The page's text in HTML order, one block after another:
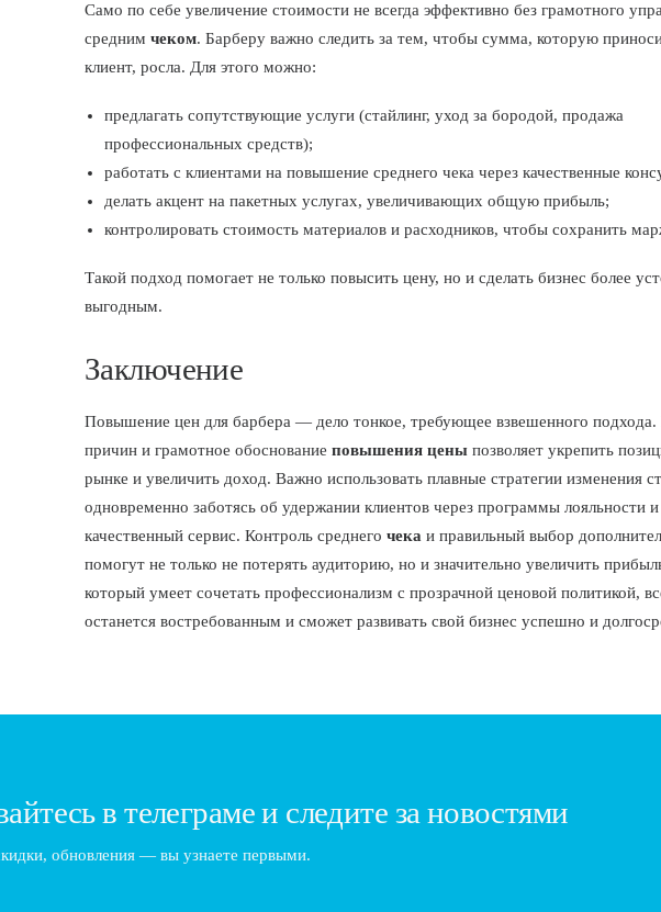
Само по себе увеличение стоимости не всегда эффективно без грамотного
средним чеком. Барберу важно следить за тем, чтобы сумма, которую
клиент, росла. Для этого можно:
предлагать сопутствующие услуги (стайлинг, уход за бородой, продажа
профессиональных средств);
работать с клиентами на повышение среднего чека через качественные
делать акцент на пакетных услугах, увеличивающих общую прибыль;
контролировать стоимость материалов и расходников, чтобы сохранить
Такой подход помогает не только повысить цену, но и сделать бизнес более
выгодным.
Заключение
Повышение цен для барбера — дело тонкое, требующее взвешенного
причин и грамотное обоснование повышения цены позволяет укрепить
рынке и увеличить доход. Важно использовать плавные стратегии изменения
одновременно заботясь об удержании клиентов через программы лояльности и
качественный сервис. Контроль среднего чека и правильный выбор
помогут не только не потерять аудиторию, но и значительно увеличить
который умеет сочетать профессионализм с прозрачной ценовой политикой,
останется востребованным и сможет развивать свой бизнес успешно и
в телеграме и следите за новостями
обновления — вы узнаете первыми.